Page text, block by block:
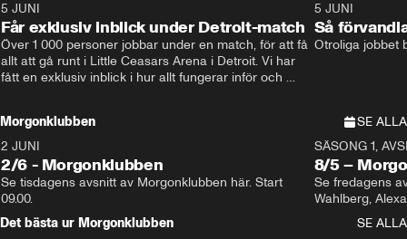
5 JUNI
Får exklusiv inblick under Detroit-match
Över 1 000 personer jobbar under en match, för att få
allt att gå runt i Little Ceasars Arena i Detroit. Vi har
fått en exklusiv inblick i hur allt fungerar inför och
5 JUNI
Så
Otroliga jobbet
Morgonklubben
SE ALLA
2 JUNI
2/6 - Morgonklubben
Se tisdagens avsnitt av Morgonklubben här. Start
SÄSONG 1,
8/5 –
Se fredagens
Det bästa ur Morgonklubben
SE ALLA